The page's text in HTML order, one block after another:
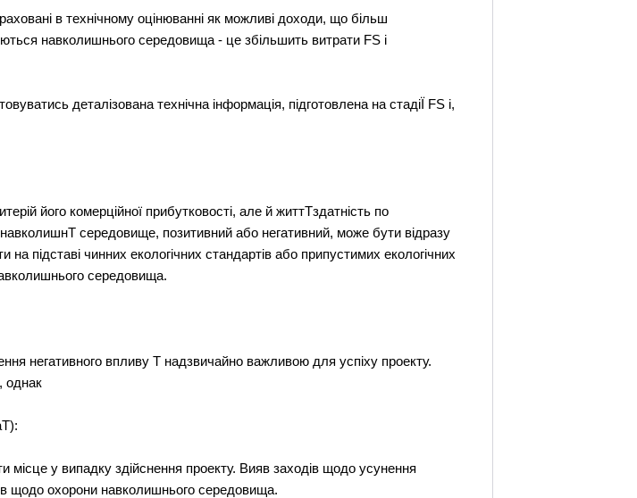
в технічному оцінюванні як можливі доходи, що більш
навколишнього середовища - це збільшить витрати FS і
деталізована технічна інформація, підготовлена на стадіЇ FS і,
його комерційної прибутковості, але й життТздатність по
середовище, позитивний або негативний, може бути відразу
підставі чинних екологічних стандартів або припустимих екологічних
середовища.
негативного впливу Т надзвичайно важливою для успіху проекту.
однак
місце у випадку здійснення проекту. Вияв заходів щодо усунення
щодо охорони навколишнього середовища.